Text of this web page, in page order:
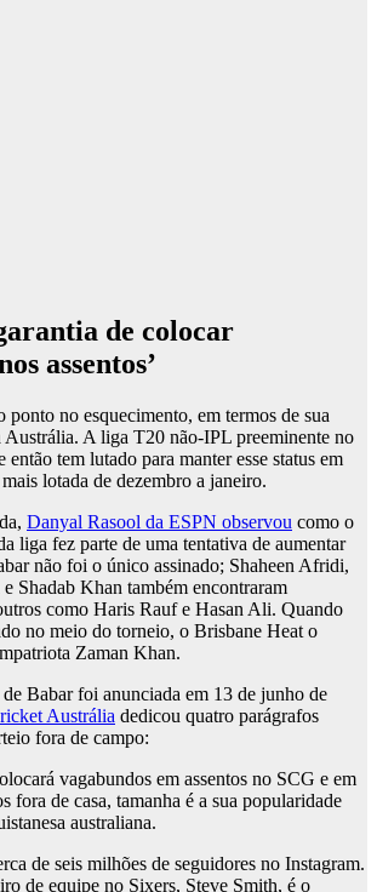
de colocar
assentos’
no esquecimento, em termos de sua
Austrália. A liga T20 não-IPL preeminente no
tem lutado para manter esse status em
lotada de dezembro a janeiro.
Danyal Rasool da ESPN observou como o
liga fez parte de uma tentativa de aumentar
não foi o único assinado; Shaheen Afridi,
Shadab Khan também encontraram
como Haris Rauf e Hasan Ali. Quando
no meio do torneio, o Brisbane Heat o
Zaman Khan.
Babar foi anunciada em 13 de junho de
Austrália dedicou quatro parágrafos
fora de campo:
vagabundos em assentos no SCG e em
fora de casa, tamanha é a sua popularidade
australiana.
de seis milhões de seguidores no Instagram.
de equipe no Sixers, Steve Smith, é o